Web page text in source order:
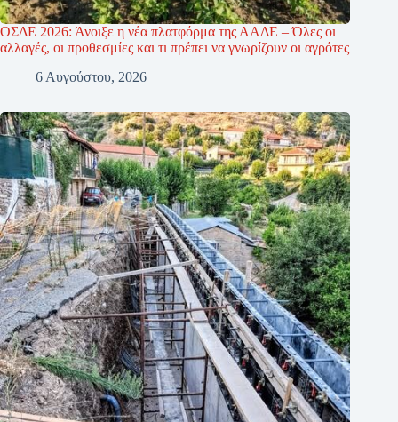
ΟΣΔΕ 2026: Άνοιξε η νέα πλατφόρμα της ΑΑΔΕ – Όλες οι
αλλαγές, οι προθεσμίες και τι πρέπει να γνωρίζουν οι αγρότες
6 Αυγούστου, 2026